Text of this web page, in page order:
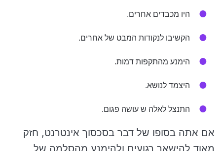
היו מכבדים אחרים.
הקשיבו לנקודות המבט של אחרים.
הימנע מהתקפות דמות.
היצמד לנושא.
התנצל לאלה ש עושה פגום.
אם אתה בסופו של דבר בסכסוך אינטרנט, חזק
מאוד להישאר רגועים ולהימנע מהסלמה של